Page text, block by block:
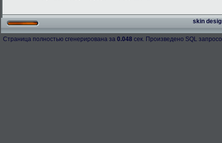
skin
Страница полностью сгенерирована за 0.048 сек. Произведено SQL